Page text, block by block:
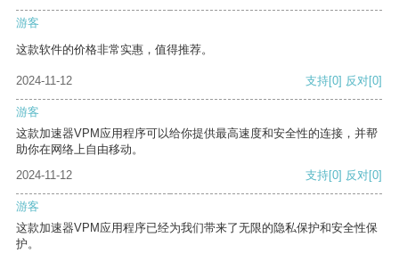
游客
这款软件的价格非常实惠，值得推荐。
2024-11-12 支持[0] 反对[0]
游客
这款加速器VPM应用程序可以给你提供最高速度和安全性的连接，并帮
助你在网络上自由移动。
2024-11-12
支持[0] 反对[0]
游客
这款加速器VPM应用程序已经为我们带来了无限的隐私保护和安全性保
护。